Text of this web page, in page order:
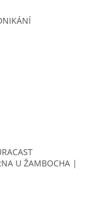
U ŽAMBOCHA |